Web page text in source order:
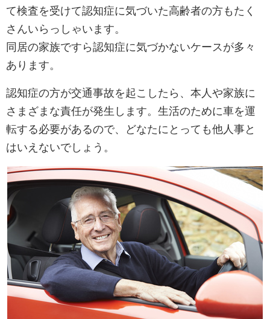
て検査を受けて認知症に気づいた高齢者の方もたく
さんいらっしゃいます。
同居の家族ですら認知症に気づかないケースが多々
あります。
認知症の方が交通事故を起こしたら、本人や家族に
さまざまな責任が発生します。生活のために車を運
転する必要があるので、どなたにとっても他人事と
はいえないでしょう。